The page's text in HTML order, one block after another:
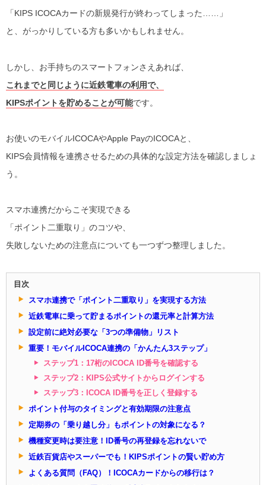
「KIPS ICOCAカードの新規発行が終わってしまった……」
と、がっかりしている方も多いかもしれません。
しかし、お手持ちのスマートフォンさえあれば、
これまでと同じように近鉄電車の利用で、
KIPSポイントを貯めることが可能です。
お使いのモバイルICOCAやApple PayのICOCAと、
KIPS会員情報を連携させるための具体的な設定方法を確認しましょ
う。
スマホ連携だからこそ実現できる
「ポイント二重取り」のコツや、
失敗しないための注意点についても一つずつ整理しました。
目次
スマホ連携で「ポイント二重取り」を実現する方法
近鉄電車に乗って貯まるポイントの還元率と計算方法
設定前に絶対必要な「3つの準備物」リスト
重要！モバイルICOCA連携の「かんたん3ステップ」
ステップ1：17桁のICOCA ID番号を確認する
ステップ2：KIPS公式サイトからログインする
ステップ3：ICOCA ID番号を正しく登録する
ポイント付与のタイミングと有効期限の注意点
定期券の「乗り越し分」もポイントの対象になる？
機種変更時は要注意！ID番号の再登録を忘れないで
近鉄百貨店やスーパーでも！KIPSポイントの賢い貯め方
よくある質問（FAQ）！ICOCAカードからの移行は？